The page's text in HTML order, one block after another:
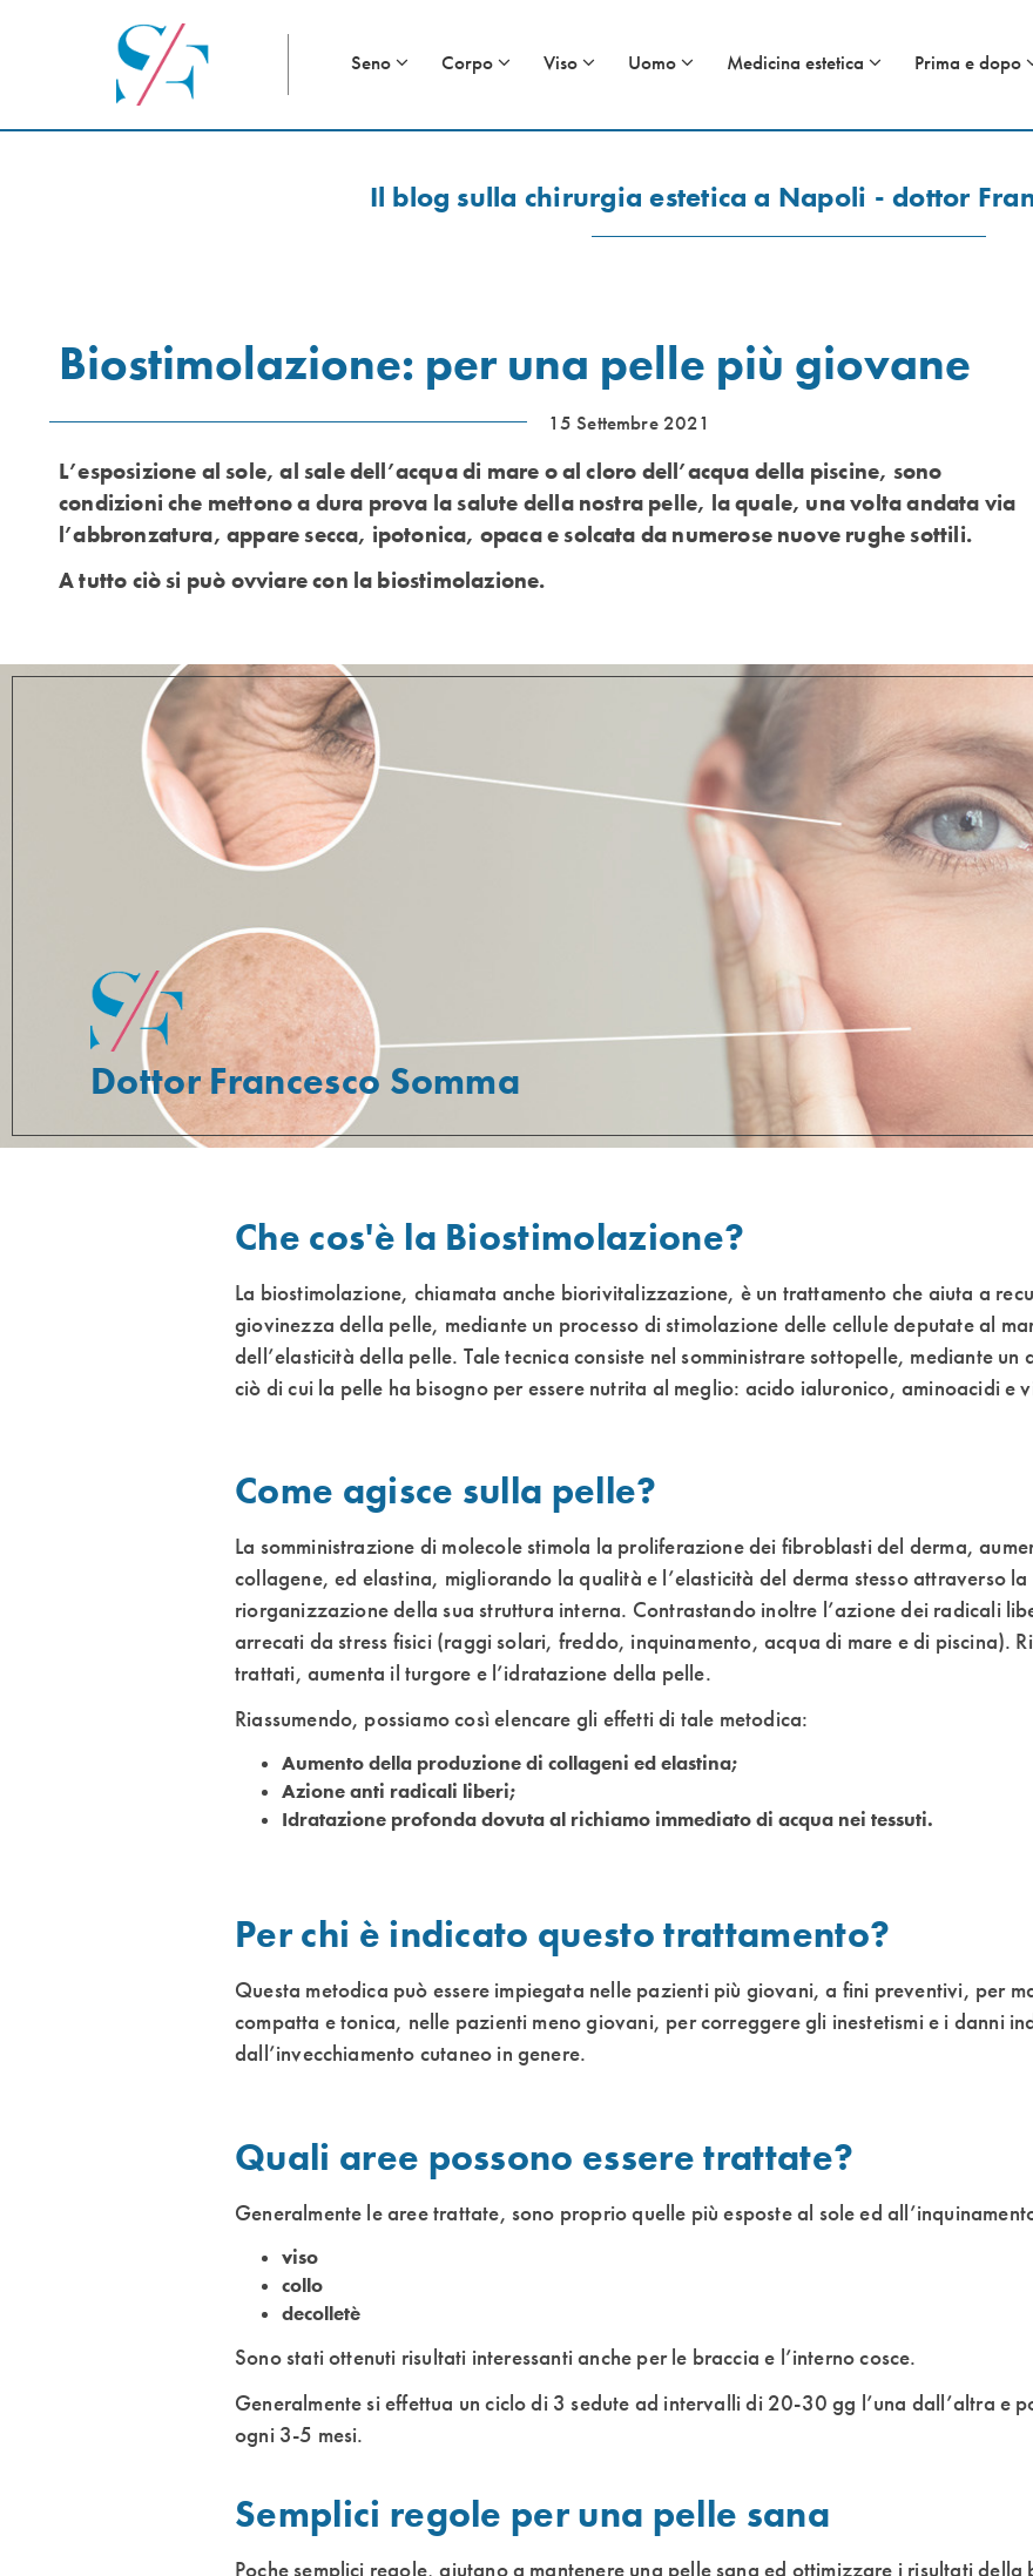
Seno Corpo Viso Uomo Medicina estetica Prima e dopo
Il blog sulla chirurgia estetica a Napoli - dottor
Biostimolazione: per una pelle più giovane
15 Settembre 2021
L’esposizione al sole, al sale dell’acqua di mare o al cloro dell’acqua della piscine, sono
condizioni che mettono a dura prova la salute della nostra pelle, la quale, una volta andata via
l’abbronzatura, appare secca, ipotonica, opaca e solcata da numerose nuove rughe sottili.
A tutto ciò si può ovviare con la biostimolazione.
Dottor Francesco Somma
Che cos'è la Biostimolazione?
La biostimolazione, chiamata anche biorivitalizzazione, è un trattamento che aiuta a
giovinezza della pelle, mediante un processo di stimolazione delle cellule deputate al
dell’elasticità della pelle. Tale tecnica consiste nel somministrare sottopelle, mediante
ciò di cui la pelle ha bisogno per essere nutrita al meglio: acido ialuronico, aminoacidi e
Come agisce sulla pelle?
La somministrazione di molecole stimola la proliferazione dei fibroblasti del derma,
collagene, ed elastina, migliorando la qualità e l’elasticità del derma stesso attraverso
riorganizzazione della sua struttura interna. Contrastando inoltre l’azione dei radicali
arrecati da stress fisici (raggi solari, freddo, inquinamento, acqua di mare e di piscina).
trattati, aumenta il turgore e l’idratazione della pelle.
Riassumendo, possiamo così elencare gli effetti di tale metodica:
Aumento della produzione di collageni ed elastina;
Azione anti radicali liberi;
Idratazione profonda dovuta al richiamo immediato di acqua nei tessuti.
Per chi è indicato questo trattamento?
Questa metodica può essere impiegata nelle pazienti più giovani, a fini preventivi, per
compatta e tonica, nelle pazienti meno giovani, per correggere gli inestetismi e i danni
dall’invecchiamento cutaneo in genere.
Quali aree possono essere trattate?
Generalmente le aree trattate, sono proprio quelle più esposte al sole ed
viso
collo
decolletè
Sono stati ottenuti risultati interessanti anche per le braccia e l’interno cosce.
Generalmente si effettua un ciclo di 3 sedute ad intervalli di 20-30 gg l’una dall’altra e
ogni 3-5 mesi.
Semplici regole per una pelle sana
Poche semplici regole, aiutano a mantenere una pelle sana ed ottimizzare i risultati della